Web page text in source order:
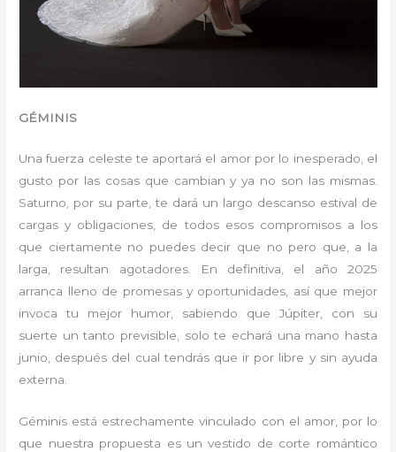
GÉMINIS
Una fuerza celeste te aportará el amor por lo inesperado, el
gusto por las cosas que cambian y ya no son las mismas.
Saturno, por su parte, te dará un largo descanso estival de
cargas y obligaciones, de todos esos compromisos a los
que ciertamente no puedes decir que no pero que, a la
larga, resultan agotadores. En definitiva, el año 2025
arranca lleno de promesas y oportunidades, así que mejor
invoca tu mejor humor, sabiendo que Júpiter, con su
suerte un tanto previsible, solo te echará una mano hasta
junio, después del cual tendrás que ir por libre y sin ayuda
externa.
Géminis está estrechamente vinculado con el amor, por lo
que nuestra propuesta es un vestido de corte romántico